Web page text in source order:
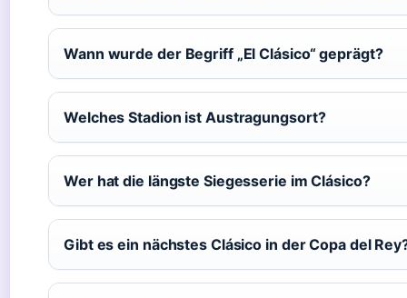
Wann wurde der Begriff „El Clásico“ geprägt?
Welches Stadion ist Austragungsort?
Wer hat die längste Siegesserie im Clásico?
Gibt es ein nächstes Clásico in der Copa del